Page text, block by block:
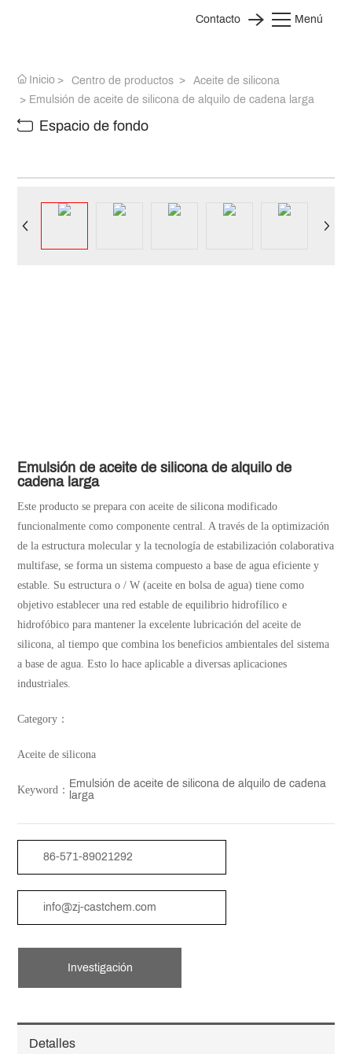
Contacto Menú
Inicio Centro de productos
Aceite de silicona
Emulsión de aceite de silicona de alquilo de cadena larga
Espacio de fondo
Emulsión de aceite de silicona de alquilo de
cadena larga
Este producto se prepara con aceite de silicona modificado
funcionalmente como componente central. A través de la optimización
de la estructura molecular y la tecnología de estabilización colaborativa
multifase, se forma un sistema compuesto a base de agua eficiente y
estable. Su estructura o / W (aceite en bolsa de agua) tiene como
objetivo establecer una red estable de equilibrio hidrofílico e
hidrofóbico para mantener la excelente lubricación del aceite de
silicona, al tiempo que combina los beneficios ambientales del sistema
a base de agua. Esto lo hace aplicable a diversas aplicaciones
Category：
Aceite de silicona
Keyword： Emulsión de aceite de silicona de alquilo de cadena
larga
86-571-89021292
info@zj-castchem.com
Investigación
Detalles